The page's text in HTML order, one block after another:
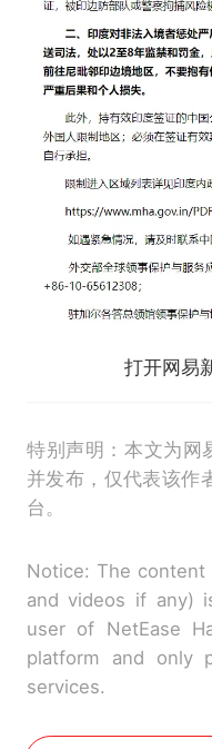
打开网易
特别声明：本文为网
并发布，仅代表该作
台。
Notice: The
and videos if any)
user of NetEase
platform and only
services.